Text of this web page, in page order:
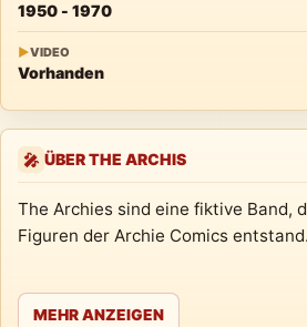
1950 - 1970
▶VIDEO
Vorhanden
🎤 ÜBER THE ARCHIS
The Archies sind eine fiktive Band,
Figuren der Archie Comics entstand.
MEHR ANZEIGEN